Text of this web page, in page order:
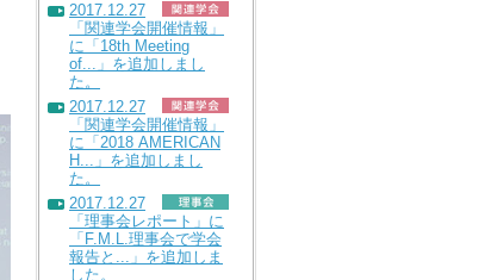
2017.12.27
「関連学会開催情報」
に「18th Meeting
of...」を追加しまし
た。
2017.12.27
「関連学会開催情報」
に「2018 AMERICAN
H...」を追加しまし
た。
2017.12.27
「理事会レポート」に
「F.M.L.理事会で学会
報告と...」を追加しま
した。